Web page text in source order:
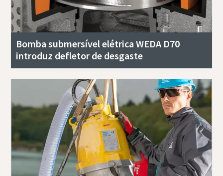
Bomba submersível elétrica WEDA D70
introduz defletor de desgaste